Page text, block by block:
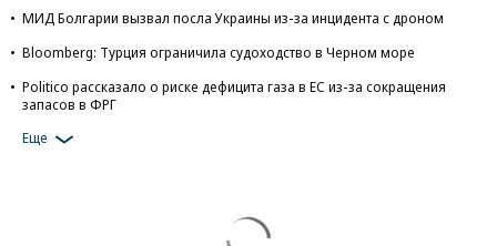
МИД Болгарии вызвал посла Украины из-за инцидента с дроном
Bloomberg: Турция ограничила судоходство в Черном море
Politico рассказало о риске дефицита газа в ЕС из-за сокращения
запасов в ФРГ
Еще